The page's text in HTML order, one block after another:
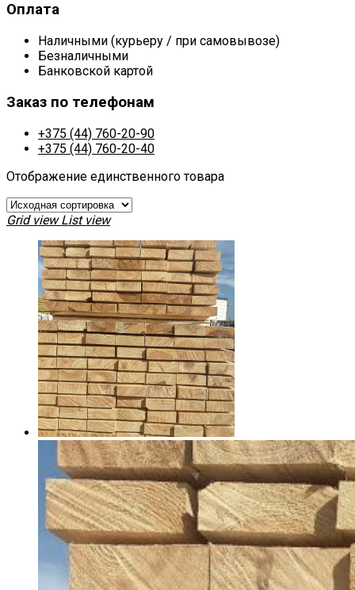
Оплата
Наличными (курьеру / при самовывозе)
Безналичными
Банковской картой
Заказ по телефонам
+375 (44) 760-20-90
+375 (44) 760-20-40
Отображение единственного товара
Grid view List view